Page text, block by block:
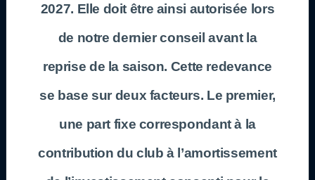
2027. Elle doit être ainsi autorisée lors
de notre dernier conseil avant la
reprise de la saison. Cette redevance
se base sur deux facteurs. Le premier,
une part fixe correspondant à la
contribution du club à l’amortissement